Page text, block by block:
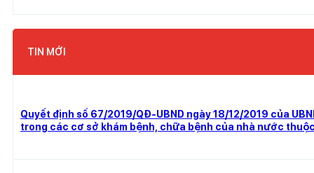
TIN MỚI
Quyết định số 67/2019/QĐ-UBND ngày 18/12/2019 của
trong các cơ sở khám bệnh, chữa bệnh của nhà nước